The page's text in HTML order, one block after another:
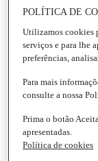
Nobre
POLÍTICA DE
Utilizamos cookies
serviços e para lhe
preferências,
Para mais
consulte a nossa
Prima o botão
apresentadas.
Política de cookies